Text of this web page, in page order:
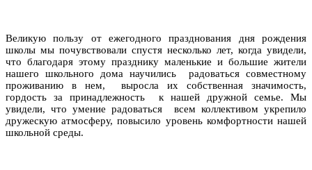
Великую пользу от ежегодного празднования дня рождения
школы мы почувствовали спустя несколько лет, когда увидели,
что благодаря этому празднику маленькие и большие жители
нашего школьного дома научились радоваться совместному
проживанию в нем, выросла их собственная значимость,
гордость за принадлежность к нашей дружной семье. Мы
увидели, что умение радоваться всем коллективом укрепило
дружескую атмосферу, повысило уровень комфортности нашей
школьной среды.